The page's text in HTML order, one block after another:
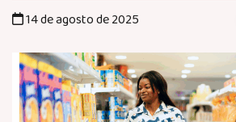
14 de agosto de 2025